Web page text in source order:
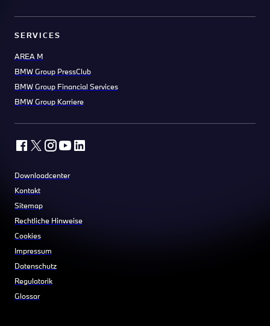
SERVICES
AREA M
BMW Group PressClub
BMW Group Financial Services
BMW Group Karriere
Downloadcenter
Kontakt
Sitemap
Rechtliche Hinweise
Cookies
Impressum
Datenschutz
Regulatorik
Glossar